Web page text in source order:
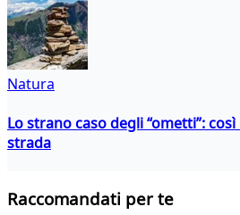
Natura
Lo strano caso degli “ometti”:
strada
Raccomandati per te